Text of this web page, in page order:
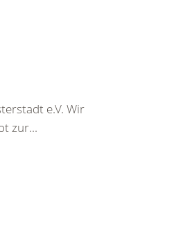
e.V. Wir
zur...